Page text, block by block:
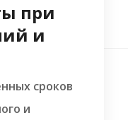
при
и
сроков
и